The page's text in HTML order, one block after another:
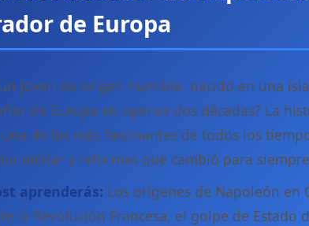
de Europa
joven de origen humilde, nacido en una
de Europa en apenas dos décadas? La
de las más fascinantes de todos los
militar y reformas que cambió para
aprenderás: Los orígenes de Napoleón en
la Revolución Francesa, el golpe de Estado